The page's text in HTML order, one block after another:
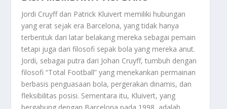
Jordi Cruyff dan Patrick Kluivert memiliki hubungan
yang erat sejak era Barcelona, yang tidak hanya
terbentuk dari latar belakang mereka sebagai pemain
tetapi juga dari filosofi sepak bola yang mereka anut.
Jordi, sebagai putra dari Johan Cruyff, tumbuh dengan
filosofi “Total Football” yang menekankan permainan
berbasis penguasaan bola, pergerakan dinamis, dan
fleksibilitas posisi. Sementara itu, Kluivert, yang